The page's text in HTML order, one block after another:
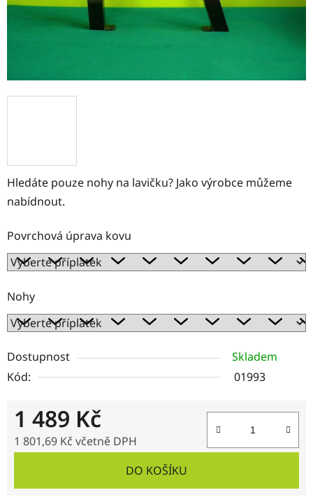
Hledáte pouze nohy na lavičku? Jako výrobce můžeme
nabídnout.
Povrchová úprava kovu
Nohy
Dostupnost
Skladem
Kód:
01993
1 489 Kč
1 801,69 Kč včetně DPH
DO KOŠÍKU